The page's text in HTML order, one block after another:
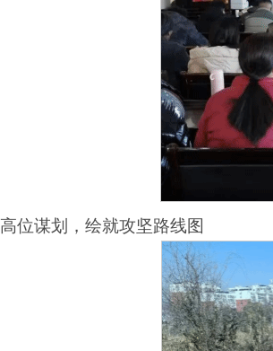
高位谋划，绘就攻坚路线图